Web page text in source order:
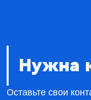
Нужна
Оставьте свои